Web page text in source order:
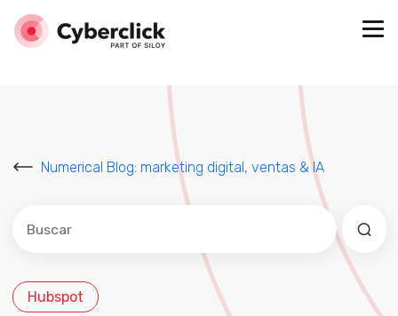
Numerical Blog: marketing digital, ventas & IA
Este es un campo de búsqueda con una función de
No hay sugerencias porque el campo de
Hubspot